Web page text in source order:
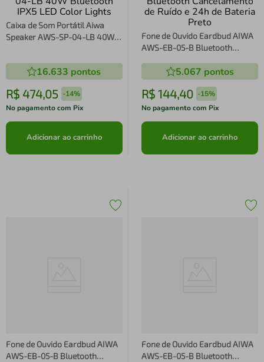
Caixa de Som Portátil Aiwa
Speaker AWS-SP-04-LB 40W
16.633 pontos
R$ 474,05 -14%
No pagamento com Pix
Adicionar ao carrinho
Fone de Ouvido Eardbud AIWA
AWS-EB-05-B Bluetooth
de Bateria Preto
5.067 pontos
R$ 144,40 -15%
No pagamento com Pix
Adicionar ao carrinho
Fone de Ouvido Eardbud AIWA
AWS-EB-05-B Bluetooth
Fone de Ouvido Eardbud AIWA
AWS-EB-05-B Bluetooth